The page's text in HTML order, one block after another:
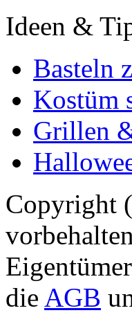
Ideen &
Basteln
Kostüm
Grillen
Copyright
die AGB